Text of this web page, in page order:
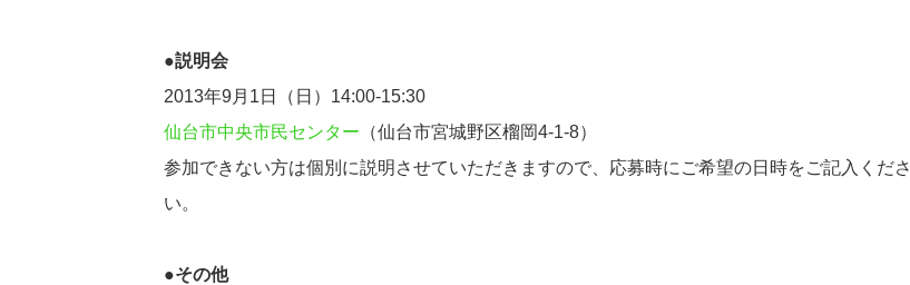
●説明会
2013年9月1日（日）14:00-15:30
仙台市中央市民センター （仙台市宮城野区榴岡4-1-8）
参加できない方は個別に説明させていただきますので、応募時にご希望の日時をご記入くださ
い。
●その他